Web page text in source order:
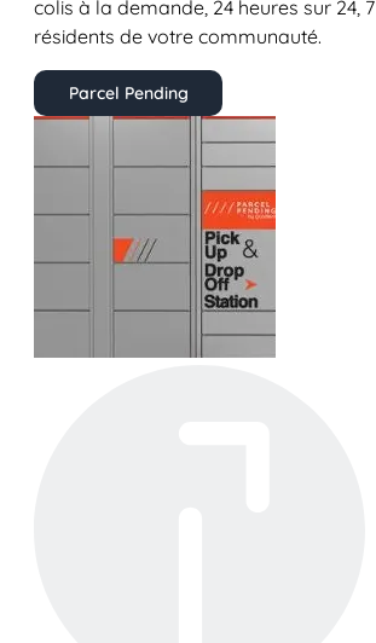
colis à la demande, 24 heures sur 24,
résidents de votre communauté.
Parcel Pending